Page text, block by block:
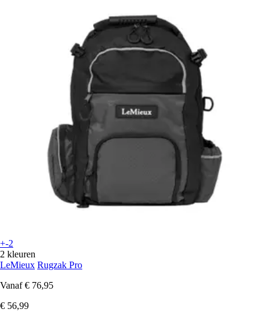
+-2
2 kleuren
LeMieux Rugzak Pro
Vanaf € 76,95
€ 56,99